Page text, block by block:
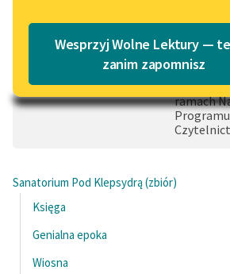
Lektury szkolne i klasyka
E-kolekcja lektur
szkolnych i literatury do
słuchania dla uczennic i
niepełnosprawnościami
Wesprzyj Wolne Lektury —
zanim zapomnisz
Sanatorium Pod Klepsydrą (zbiór)
Księga
Genialna epoka
Wiosna
środków:
ramach